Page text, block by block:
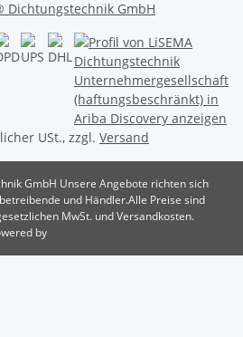
USt., zzgl. Versand
GmbH Unsere Angebote richten sich
und Händler.Alle Preise sind
MwSt. und Versandkosten.
by